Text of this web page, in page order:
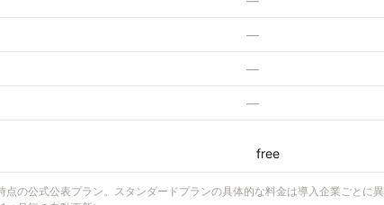
—
—
—
free
点の公式公表プラン。スタンダードプランの具体的な料金は導入企業ごとに